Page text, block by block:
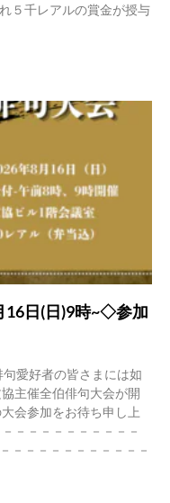
５千レアルの賞金が授与
日(日)9時~◇参加
愛好者の皆さまには如
主催全伯俳句大会が開
会参加をお待ち申し上
－－－－－－－－－－
－－－－－－－－－－－